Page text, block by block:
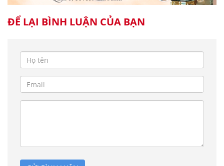
ĐỂ LẠI BÌNH LUẬN CỦA BẠN